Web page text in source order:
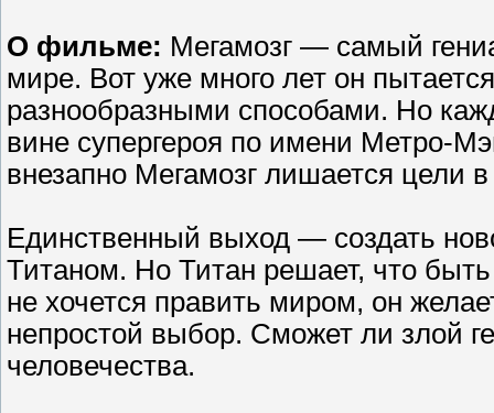
О фильме: Мегамозг — самый
мире. Вот уже много лет он
разнообразными способами. Но
вине супергероя по имени Метро-
внезапно Мегамозг лишается цели
Единственный выход — создать
Титаном. Но Титан решает, что
не хочется править миром, он
непростой выбор. Сможет ли злой
человечества.